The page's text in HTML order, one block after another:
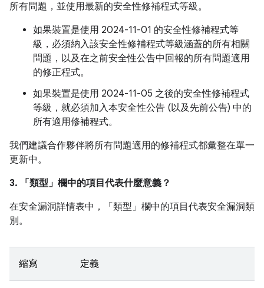
所有問題，並使用最新的安全性修補程式等級。
如果裝置是使用 2024-11-01 的安全性修補程式等
級，必須納入該安全性修補程式等級涵蓋的所有相關
問題，以及在之前安全性公告中回報的所有問題適用
的修正程式。
如果裝置是使用 2024-11-05 之後的安全性修補程式
等級，就必須加入本安全性公告 (以及先前公告) 中的
所有適用修補程式。
我們建議合作夥伴將所有問題適用的修補程式都彙整在單一
更新中。
3. 「類型」 欄中的項目代表什麼意義？
在安全漏洞詳情表中，「類型」 欄中的項目代表安全漏洞類
別。
縮寫 定義